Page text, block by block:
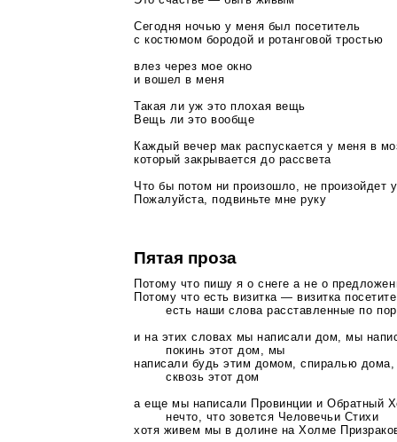
Сегодня ночью у меня был посетитель
с костюмом бородой и ротанговой тростью
влез через мое окно
и вошел в меня
Такая ли уж это плохая вещь
Вещь ли это вообще
Каждый вечер мак распускается у меня в
который закрывается до рассвета
Что бы потом ни произошло, не произойдет
Пожалуйста, подвиньте мне руку
Пятая проза
Потому что пишу я о снеге а не о
Потому что есть визитка — визитка
есть наши слова расставленные по
и на этих словах мы написали дом, мы
покинь этот дом, мы
написали будь этим домом, спиралью дома,
сквозь этот дом
а еще мы написали Провинции и Обратный
нечто, что зовется Человечьи Стихи
хотя живем мы в долине на Холме